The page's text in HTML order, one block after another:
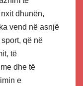
dhunën,
vend në asnjë
që në
të
dhe të
e